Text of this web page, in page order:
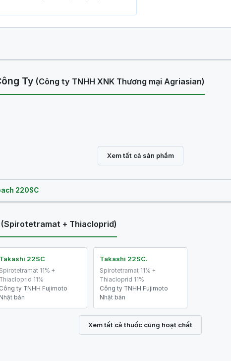
Ty (Công ty TNHH XNK Thương mại Agriasian)
Xem tất cả sản phẩm
220SC
(Spirotetramat + Thiacloprid)
Takashi 22SC
Spirotetramat 11% +
Thiacloprid 11%
Công ty TNHH Fujimoto
Nhật bản
Takashi 22SC.
Spirotetramat 11% +
Thiacloprid 11%
Công ty TNHH Fujimoto
Nhật bản
Xem tất cả thuốc cùng hoạt chất